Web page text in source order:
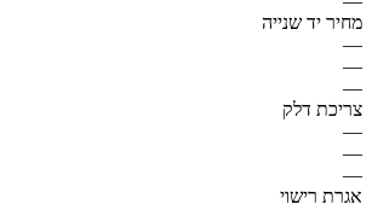
מחיר יד שנייה
—
—
—
צריכת דלק
—
—
—
אגרת רישוי